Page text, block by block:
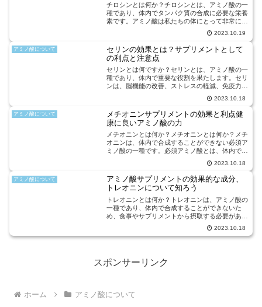
チロシンとは何か？チロシンとは、アミノ酸の一
種であり、体内でタンパク質の合成に必要な栄養
素です。アミノ酸は私たちの体にとって非常に重
要な役割を果たしており、タンパク質の構成要素
としてだけでなく、様々な生理機能にも関与して
います。チロシンは特...
2023.10.19
アミノ酸について
セリンの効果とは？サプリメントとして
の利点と注意点
セリンとは何ですか？セリンとは、アミノ酸の一
種であり、体内で重要な役割を果たします。セリ
ンは、脳機能の改善、ストレスの軽減、免疫力の
主な効果の一つは、脳機能の改善です。セリンは
神経伝達物質の合成に...
2023.10.18
アミノ酸について
メチオニンサプリメントの効果と利点健
康に良いアミノ酸の力
メチオニンとは何か？メチオニンとは何か？メチ
オニンは、体内で合成することができない必須ア
ミノ酸の一種です。必須アミノ酸とは、体内で合
から摂取する必要がある栄養素のことを指しま
す。メチオニンは、肉や...
2023.10.18
アミノ酸について
アミノ酸サプリメントの効果的な成分、
トレオニンについて知ろう
トレオニンとは何か？トレオニンは、アミノ酸の
一種であり、体内で合成することができないた
め、食事やサプリメントから摂取する必要があり
ます。トレオニンは、タンパク質合成に重要な役
割を果たしており、筋肉の修復や成長に関与して
います。特に、トレオニ...
2023.10.18
スポンサーリンク
ホーム アミノ酸について